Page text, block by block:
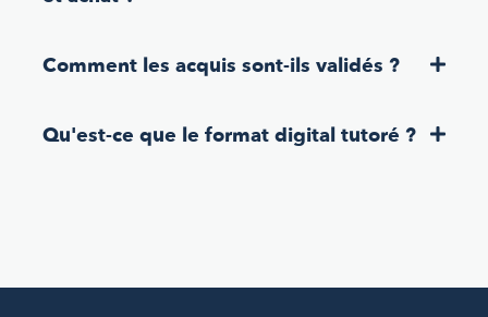
Comment les acquis sont-ils validés ?
Qu'est-ce que le format digital tutoré ?